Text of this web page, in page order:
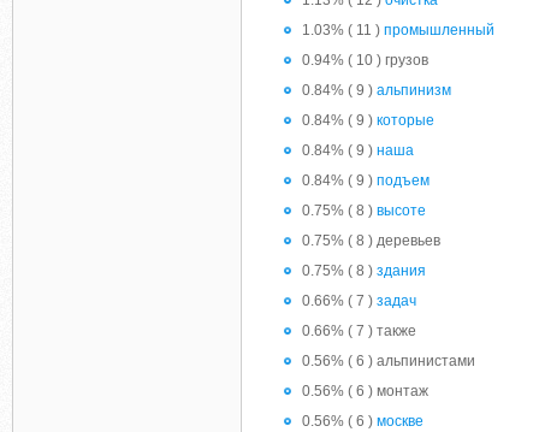
1.03% ( 11 ) промышленный
0.94% ( 10 ) грузов
0.84% ( 9 ) альпинизм
0.84% ( 9 ) которые
0.84% ( 9 ) наша
0.84% ( 9 ) подъем
0.75% ( 8 ) высоте
0.75% ( 8 ) деревьев
0.75% ( 8 ) здания
0.66% ( 7 ) задач
0.66% ( 7 ) также
0.56% ( 6 ) альпинистами
0.56% ( 6 ) монтаж
0.56% ( 6 ) москве